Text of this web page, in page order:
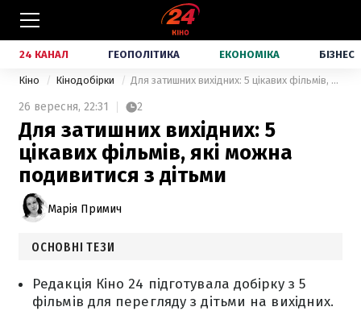
24 КАНАЛ ГЕОПОЛІТИКА ЕКОНОМІКА БІЗНЕС
Кіно Кінодобірки Для затишних вихідних: 5 цікавих фільмів, які можна подивитися з дітьми
26 вересня, 22:31 2
Для затишних вихідних: 5
цікавих фільмів, які можна
подивитися з дітьми
Марія Примич
ОСНОВНІ ТЕЗИ
Редакція Кіно 24 підготувала добірку з 5
фільмів для перегляду з дітьми на вихідних.